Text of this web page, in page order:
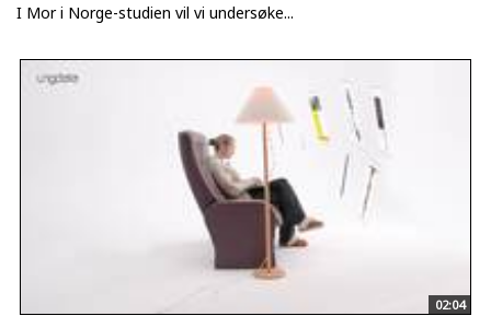
I Mor i Norge-studien vil vi undersøke...
02:04